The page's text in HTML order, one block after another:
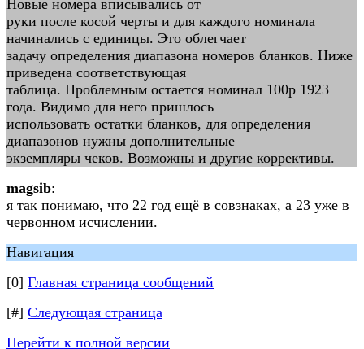
Новые номера вписывались от
руки после косой черты и для каждого номинала
начинались с единицы. Это облегчает
задачу определения диапазона номеров бланков. Ниже
приведена соответствующая
таблица. Проблемным остается номинал 100р 1923
года. Видимо для него пришлось
использовать остатки бланков, для определения
диапазонов нужны дополнительные
экземпляры чеков. Возможны и другие коррективы.
magsib:
я так понимаю, что 22 год ещё в совзнаках, а 23 уже в
червонном исчислении.
Навигация
[0] Главная страница сообщений
[#] Следующая страница
Перейти к полной версии